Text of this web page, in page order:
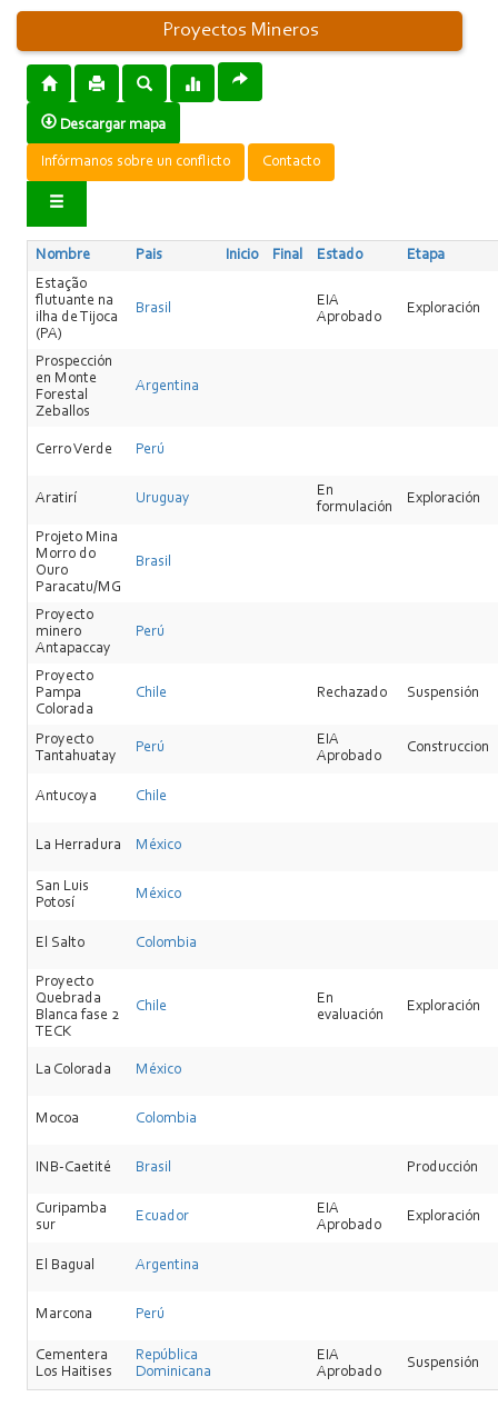
Proyectos Mineros
Descargar mapa
Infórmanos sobre un conflicto Contacto
Nombre Pais Inicio Final Estado
Etapa
Estação
flutuante na
ilha de Tijoca
(PA)
Brasil
EIA
Aprobado
Exploración
Prospección
en Monte
Forestal
Zeballos
Argentina
Cerro Verde Perú
Aratirí Uruguay
En
formulación
Exploración
Projeto Mina
Morro do
Ouro
Paracatu/MG
Brasil
Proyecto
minero
Antapaccay
Perú
Proyecto
Pampa
Colorada
Chile Rechazado Suspensión
Proyecto
Tantahuatay
Perú
EIA
Aprobado
Construccion
Antucoya Chile
La Herradura México
San Luis
Potosí
México
El Salto Colombia
Proyecto
Quebrada
Blanca fase 2
TECK
Chile
En
evaluación
Exploración
La Colorada México
Mocoa Colombia
INB-Caetité Brasil Producción
Curipamba
sur
Ecuador
EIA
Aprobado
Exploración
El Bagual Argentina
Marcona Perú
Cementera
Los Haitises
República
Dominicana
EIA
Aprobado
Suspensión